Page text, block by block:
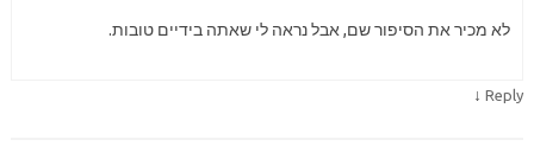
לא מכיר את הסיפור שם, אבל נראה לי שאתה בידיים טובות.
Reply
↓